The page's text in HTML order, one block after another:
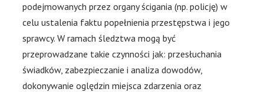
podejmowanych przez organy ścigania (np. policję) w
celu ustalenia faktu popełnienia przestępstwa i jego
sprawcy. W ramach śledztwa mogą być
przeprowadzane takie czynności jak: przesłuchania
świadków, zabezpieczanie i analiza dowodów,
dokonywanie oględzin miejsca zdarzenia oraz